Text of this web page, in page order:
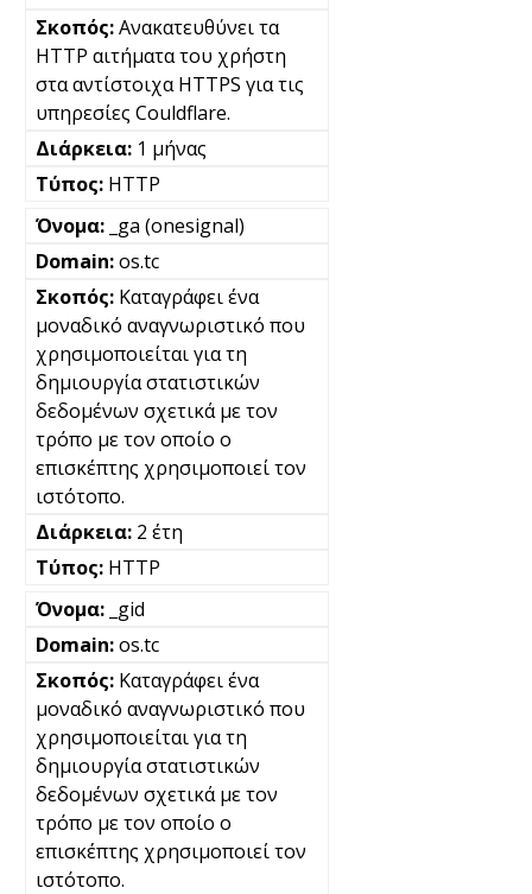
Ανακατευθύνει τα
HTTP αιτήματα του χρήστη
στα αντίστοιχα HTTPS για τις
υπηρεσίες Couldflare.
1 μήνας
HTTP
_ga (onesignal)
os.tc
Καταγράφει ένα
μοναδικό αναγνωριστικό που
χρησιμοποιείται για τη
δημιουργία στατιστικών
δεδομένων σχετικά με τον
τρόπο με τον οποίο ο
επισκέπτης χρησιμοποιεί τον
ιστότοπο.
2 έτη
HTTP
_gid
os.tc
Καταγράφει ένα
μοναδικό αναγνωριστικό που
χρησιμοποιείται για τη
δημιουργία στατιστικών
δεδομένων σχετικά με τον
τρόπο με τον οποίο ο
επισκέπτης χρησιμοποιεί τον
ιστότοπο.